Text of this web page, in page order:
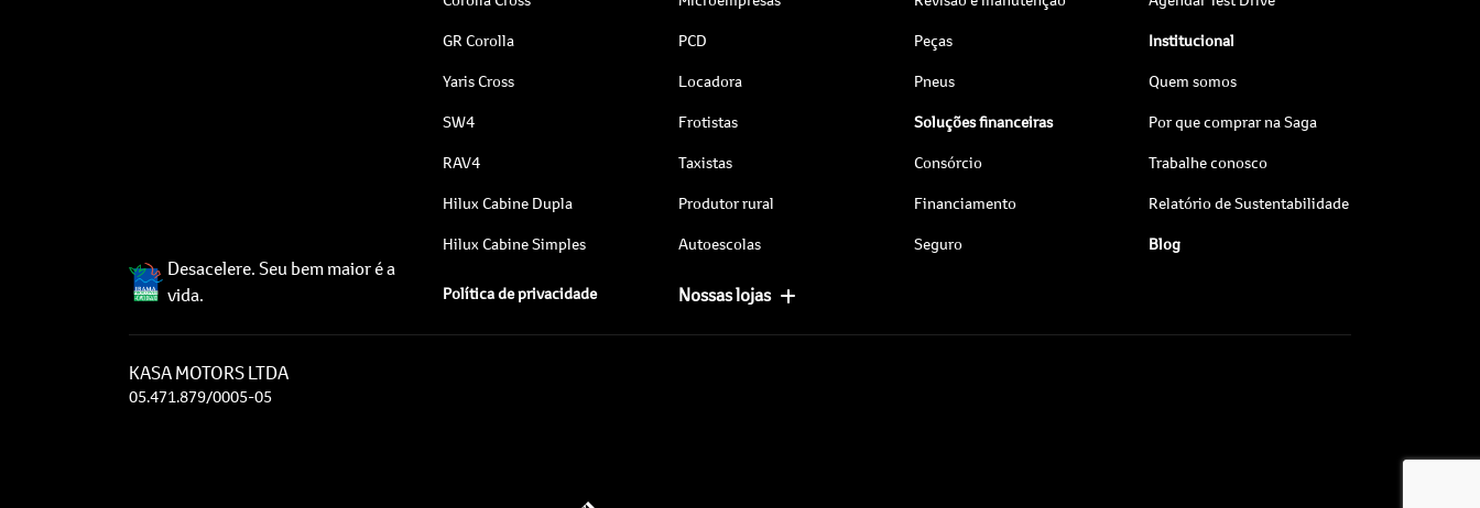
Desacelere. Seu bem maior é a
vida.
GR Corolla
Yaris Cross
SW4
RAV4
Hilux Cabine Dupla
Hilux Cabine Simples
PCD
Locadora
Frotistas
Taxistas
Produtor rural
Autoescolas
Peças
Pneus
Soluções financeiras
Consórcio
Financiamento
Seguro
Institucional
Quem somos
Por que comprar na Saga
Trabalhe conosco
Relatório de Sustentabilidade
Blog
Política de privacidade Nossas lojas
KASA MOTORS LTDA
05.471.879/0005-05